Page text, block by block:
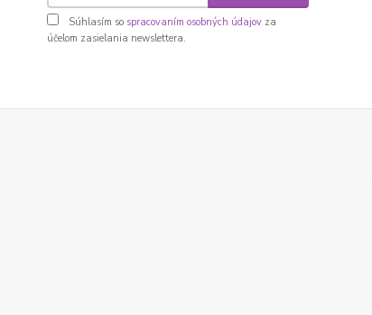
Súhlasím so spracovaním osobných údajov za
účelom zasielania newslettera.